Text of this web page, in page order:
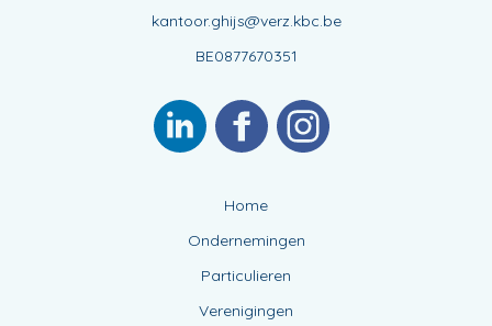
kantoor.ghijs@verz.kbc.be
BE0877670351
Home
Ondernemingen
Particulieren
Verenigingen